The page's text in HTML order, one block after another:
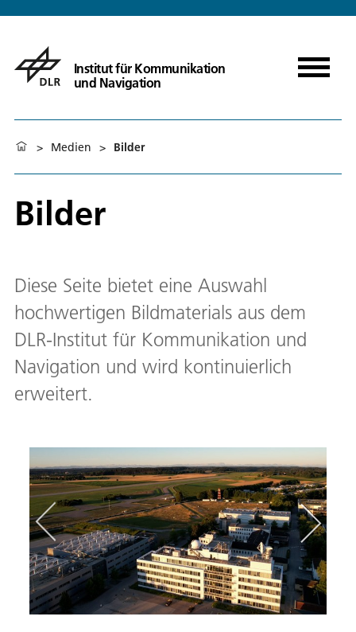
Institut für Kommunikation
und Navigation
> Medien > Bilder
Bilder
Diese Seite bietet eine Auswahl
hochwertigen Bildmaterials aus dem
DLR-Institut für Kommunikation und
Navigation und wird kontinuierlich
erweitert.